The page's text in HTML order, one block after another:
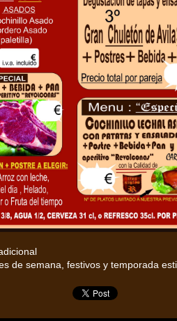
de semana, festivos y temporada